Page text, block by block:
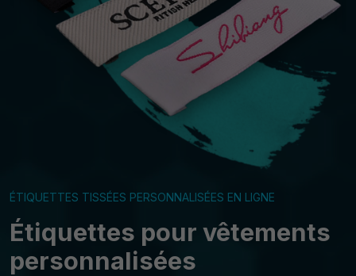
ÉTIQUETTES TISSÉES PERSONNALISÉES EN LIGNE
Étiquettes pour vêtements
personnalisées